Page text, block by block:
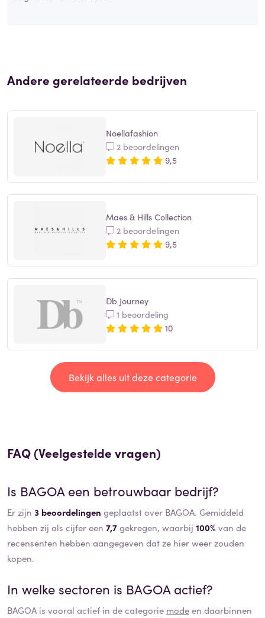
Andere gerelateerde bedrijven
Noellafashion
2 beoordelingen
9,5
Maes & Hills Collection
2 beoordelingen
9,5
Db Journey
1 beoordeling
10
Bekijk alles uit deze categorie
FAQ (Veelgestelde vragen)
Is BAGOAeen betrouwbaar bedrijf?
Er zijn 3 beoordelingen geplaatst over BAGOA. Gemiddeld
hebben zij als cijfer een 7,7gekregen, waarbij 100% van de
recensenten hebben aangegeven dat ze hier weer zouden
kopen.
In welke sectoren is BAGOAactief?
BAGOA is vooral actief in de categorie modeen daarbinnen